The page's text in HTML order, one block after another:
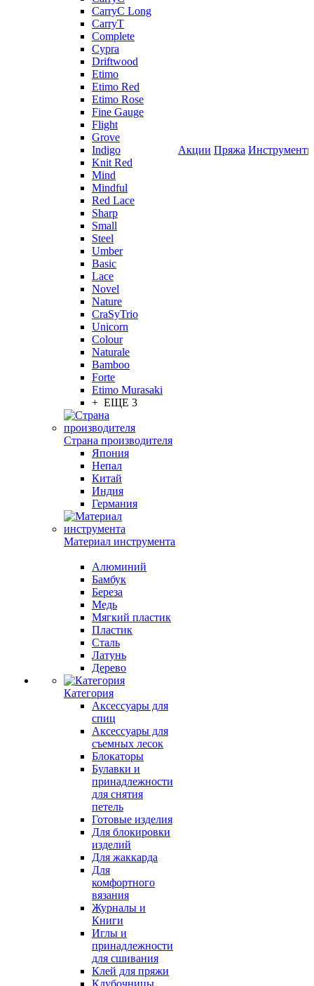
CarryC Long
CarryT
Complete
Cypra
Driftwood
Etimo
Etimo Red
Etimo Rose
Fine Gauge
Flight
Grove
Indigo
Knit Red
Mind
Mindful
Red Lace
Sharp
Small
Steel
Umber
Basic
Lace
Novel
Nature
CraSyTrio
Unicorn
Colour
Naturale
Bamboo
Forte
Etimo Murasaki
+ ЕЩЕ 3
Страна производителя
Япония
Непал
Китай
Индия
Германия
Материал инструмента
Алюминий
Бамбук
Береза
Медь
Мягкий пластик
Пластик
Сталь
Латунь
Дерево
Категория
Аксессуары для
спиц
Аксессуары для
съемных лесок
Блокаторы
Булавки и
принадлежности
для снятия
петель
Готовые изделия
Для блокировки
изделий
Для жаккарда
Для
комфортного
вязания
Журналы и
Книги
Иглы и
принадлежности
для сшивания
Клей для пряжи
Клубочницы
Акции Пряжа Инструменты